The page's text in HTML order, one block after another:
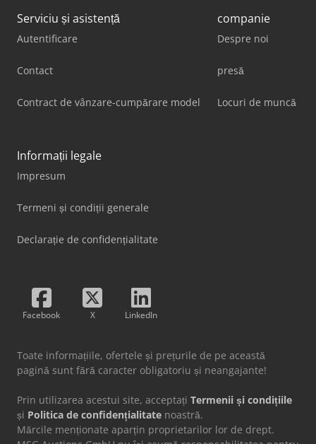
Serviciu și asistență
Autentificare
Contact
Contract de vânzare-cumpărare model
companie
Despre noi
presă
Locuri de muncă
Informații legale
Impresum
Termeni și condiții generale
Declarație de confidențialitate
Facebook X LinkedIn
Toate informațiile, ofertele și prețurile de pe această
pagină sunt fără caracter obligatoriu și neangajante!
Prin utilizarea acestui site, acceptați Termenii și condițiile
și Politica de confidențialitate noastră.
Mărcile menționate aparțin proprietarilor lor de drept.